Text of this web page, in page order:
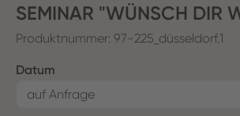
SEMINAR "WÜNSCH DIR
Produktnummer: 97-225_düsseldorf.1
Datum